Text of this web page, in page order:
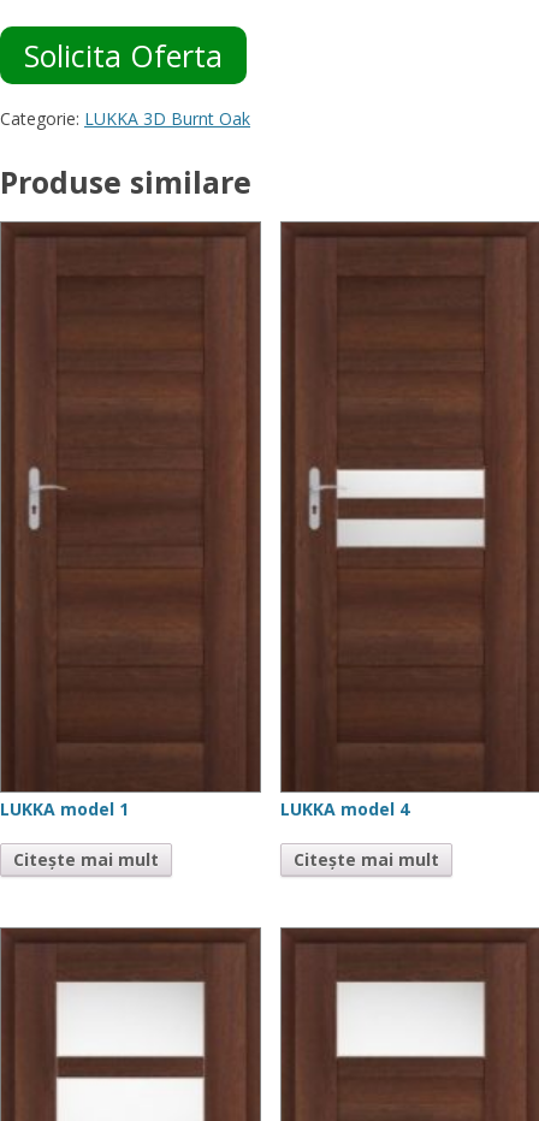
Solicita Oferta
Categorie: LUKKA 3D Burnt Oak
Produse similare
LUKKA model 1
Citește mai mult
LUKKA model 4
Citește mai mult